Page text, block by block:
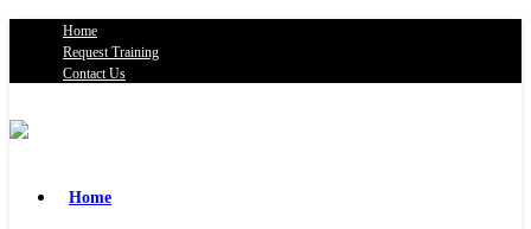
Home
Request Training
Contact Us
Home